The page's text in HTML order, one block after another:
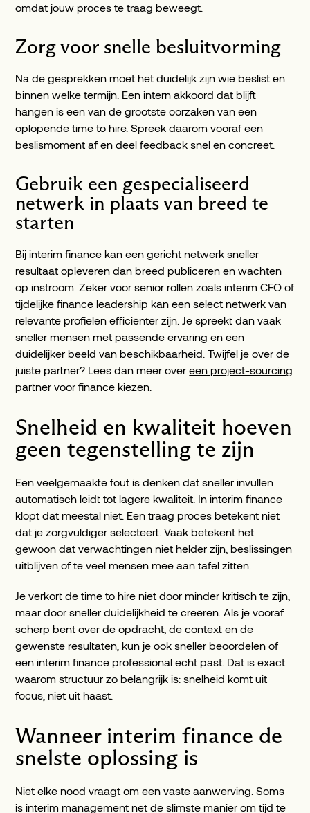
omdat jouw proces te traag beweegt.
Zorg voor snelle besluitvorming
Na de gesprekken moet het duidelijk zijn wie beslist en
binnen welke termijn. Een intern akkoord dat blijft
hangen is een van de grootste oorzaken van een
oplopende time to hire. Spreek daarom vooraf een
beslismoment af en deel feedback snel en concreet.
Gebruik een gespecialiseerd
netwerk in plaats van breed te
starten
Bij interim finance kan een gericht netwerk sneller
resultaat opleveren dan breed publiceren en wachten
op instroom. Zeker voor senior rollen zoals interim CFO of
tijdelijke finance leadership kan een select netwerk van
relevante profielen efficiënter zijn. Je spreekt dan vaak
sneller mensen met passende ervaring en een
duidelijker beeld van beschikbaarheid. Twijfel je over de
juiste partner? Lees dan meer overeen project-sourcing
partner voor finance kiezen
Snelheid en kwaliteit hoeven
geen tegenstelling te zijn
Een veelgemaakte fout is denken dat sneller invullen
automatisch leidt tot lagere kwaliteit. In interim finance
klopt dat meestal niet. Een traag proces betekent niet
dat je zorgvuldiger selecteert. Vaak betekent het
gewoon dat verwachtingen niet helder zijn, beslissingen
uitblijven of te veel mensen mee aan tafel zitten.
Je verkort de time to hire niet door minder kritisch te zijn,
maar door sneller duidelijkheid te creëren. Als je vooraf
scherp bent over de opdracht, de context en de
gewenste resultaten, kun je ook sneller beoordelen of
een interim finance professional echt past. Dat is exact
waarom structuur zo belangrijk is: snelheid komt uit
focus, niet uit haast.
Wanneer interim finance de
snelste oplossing is
Niet elke nood vraagt om een vaste aanwerving. Soms
is interim management net de slimste manier om tijd te